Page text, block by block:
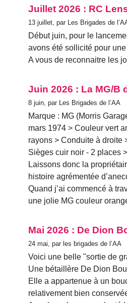
Juillet 2026 : RC
13 juillet, par Les Brigades de
Début juin, pour le
avons été sollicité pour
A vous de reconnaitre les
Juin 2026 : La MG/B
8 juin, par Les Brigades de l’AA
Marque : MG (Morris
mars 1974 > Couleur vert
rayons > Conduite à droite
Sièges cuir noir - 2 places
Laissons donc la
histoire agrémentée
Quand j’ai commencé à
une jolie MG couleur
Mai 2026 : De Dion
24 mai, par les brigades de l’AA
Voici une belle "sortie de
Une bétaillère De Dion
Elle a appartenue à un
relativement bien